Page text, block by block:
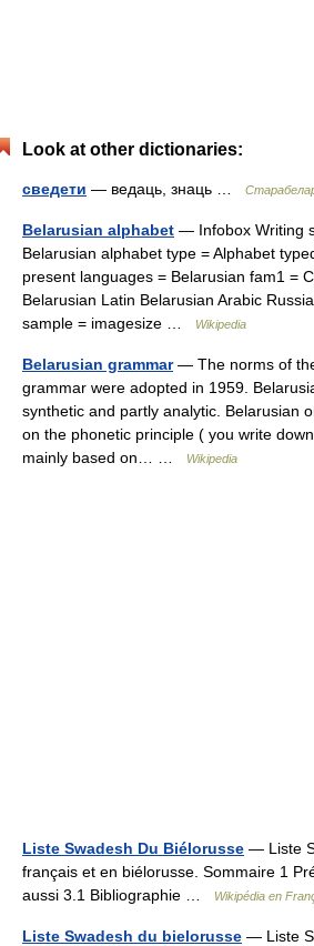
Look at other dictionaries:
сведети — ведаць, знаць …
Belarusian alphabet — Infobox Writing
Belarusian alphabet type = Alphabet
present languages = Belarusian fam1 =
Belarusian Latin Belarusian Arabic
sample = imagesize …
Wikipedia
Belarusian grammar— The norms of
grammar were adopted in 1959.
synthetic and partly analytic. Belarusian
on the phonetic principle ( you write
mainly based on… …
Wikipedia
Liste Swadesh Du Biélorusse — Liste
français et en biélorusse. Sommaire 1
aussi 3.1 Bibliographie …
Wikipédia en
Liste Swadesh du bielorusse — Liste